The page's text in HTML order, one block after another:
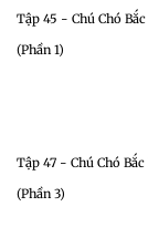
Tập 45 - Chú Chó
(Phần 1)
Tập 47 - Chú Chó
(Phần 3)